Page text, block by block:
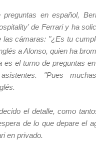
en español,
de Ferrari y ha
las cámaras: "¿Es tu
a Alonso, quien ha
es el turno de preguntas
"Pues
el detalle, como
de lo que depare el
en privado.